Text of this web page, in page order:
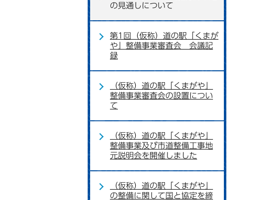
の見通しについて
第1回（仮称）道の駅「くまが
や」整備事業審査会 会議記
録
（仮称）道の駅「くまがや」
整備事業審査会の設置につい
て
（仮称）道の駅「くまがや」
整備事業及び市道整備工事地
元説明会を開催しました
（仮称）道の駅「くまがや」
の整備に関して国と協定を締